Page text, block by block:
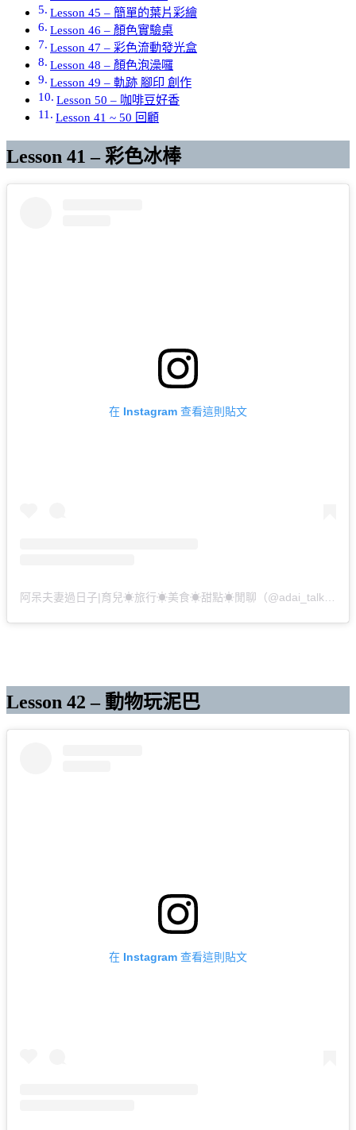
Lesson 45 – 簡單的葉片彩繪
Lesson 46 – 顏色實驗桌
Lesson 47 – 彩色流動發光盒
Lesson 48 – 顏色泡澡囉
Lesson 49 – 軌跡 腳印 創作
Lesson 50 – 咖啡豆好香
Lesson 41 ~ 50 回顧
Lesson 41 – 彩色冰棒
在 Instagram 查看這則貼文
阿呆夫妻過日子|育兒☀︎旅行☀︎美食☀︎甜點☀︎閒聊（@adai_talk）分享的貼文
Lesson 42 – 動物玩泥巴
在 Instagram 查看這則貼文